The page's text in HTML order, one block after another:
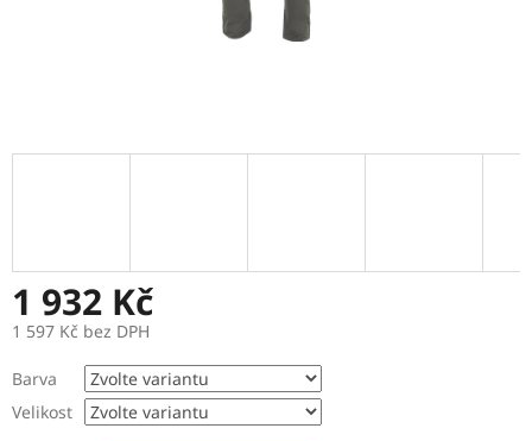
1 932 Kč
1 597 Kč bez DPH
cena:
Barva
Velikost